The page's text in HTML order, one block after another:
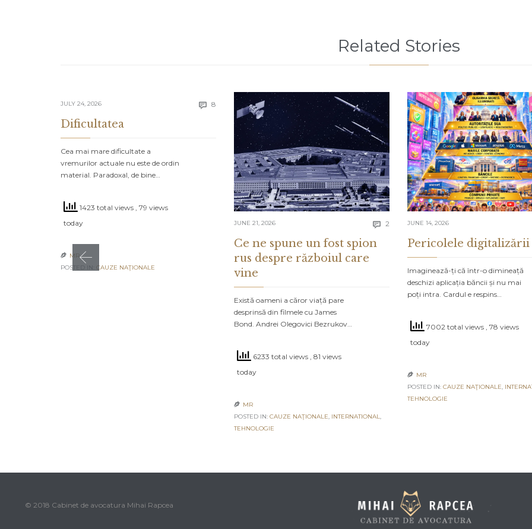
Related Stories
JULY 24, 2026  8 Comments
Dificultatea
Cea mai mare dificultate a
vremurilor actuale nu este de ordin
material. Paradoxal, de bine…
1423 total views , 79 views
today
 MR
POSTED IN: CAUZE NAŢIONALE
JUNE 21, 2026  2 Comments
Ce ne spune un fost spion
rus despre războiul care
vine
Există oameni a căror viață pare
desprinsă din filmele cu James
Bond. Andrei Olegovici Bezrukov…
6233 total views , 81 views
today
 MR
POSTED IN: CAUZE NAŢIONALE, INTERNATIONAL,
TEHNOLOGIE
JUNE 14, 2026
Pericolele digitalizării
Imaginează-ți că într-o dimineață
deschizi aplicația băncii și nu mai
poți intra. Cardul e respins…
7002 total views , 78 views
today
 MR
POSTED IN: CAUZE NAŢIONALE,
TEHNOLOGIE
© 2018 Cabinet de avocatura Mihai Rapcea